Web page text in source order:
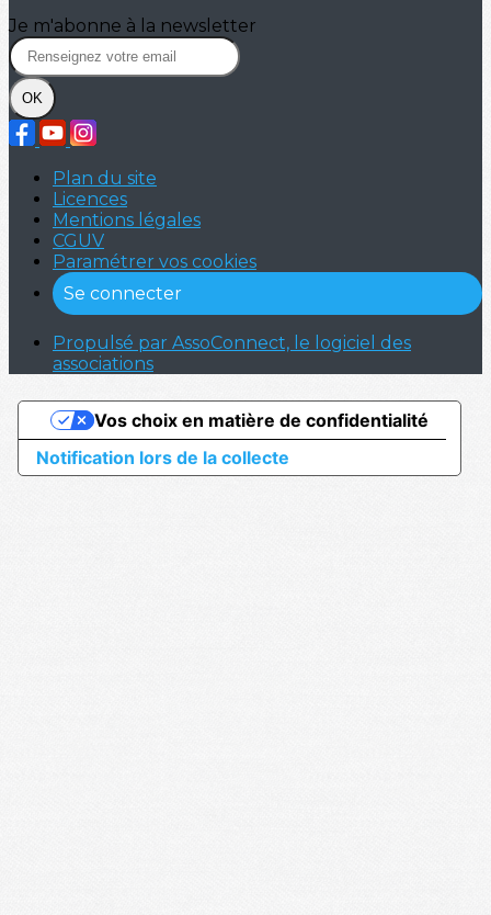
Je m'abonne à la newsletter
OK
Plan du site
Licences
Mentions légales
CGUV
Paramétrer vos cookies
Se connecter
Propulsé par AssoConnect, le logiciel des
associations
Notification lors de la collecte
Vos choix en matière de confidentialité